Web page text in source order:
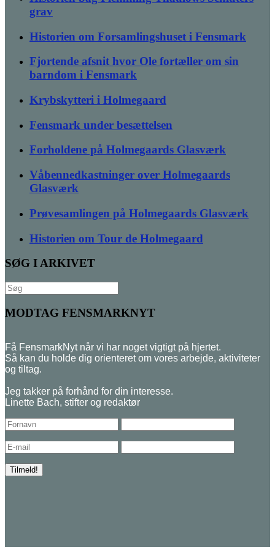
grav
Historien om Forsamlingshuset i Fensmark
Fjortende afsnit hvor Ole fortæller om sin
barndom i Fensmark
Krybskytteri i Holmegaard
Fensmark under besættelsen
Forholdene på Holmegaards Glasværk
Våbennedkastninger over Holmegaards
Glasværk
Prøvesamlingen på Holmegaards Glasværk
Historien om Tour de Holmegaard
SØG I ARKIVET
Søg
efter:
MODTAG FENSMARKNYT